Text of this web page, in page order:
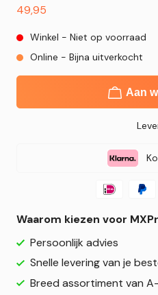
Normale
49,95
Winkel - Niet op voorraad
Online - Bijna uitverkocht
Aan
Waarom kiezen voor
Persoonlijk advies
Snelle levering van je
Breed assortiment van